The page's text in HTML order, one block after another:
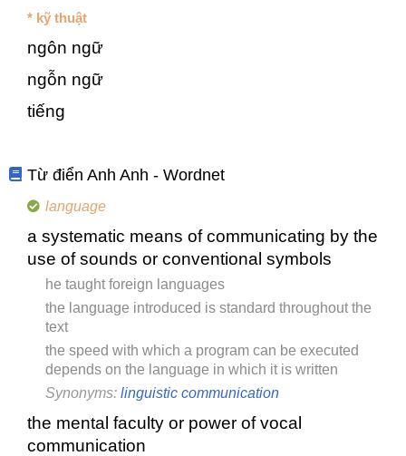
* kỹ thuật
ngôn ngữ
ngỗn ngữ
tiếng
Từ điển Anh Anh - Wordnet
language
a systematic means of communicating by the
use of sounds or conventional symbols
he taught foreign languages
the language introduced is standard throughout the
text
the speed with which a program can be executed
depends on the language in which it is written
Synonyms: linguistic communication
the mental faculty or power of vocal
communication